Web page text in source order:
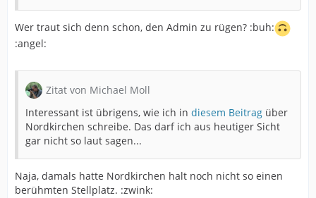
Wer traut sich denn schon, den Admin zu rügen? :buh:
:angel:
Zitat von Michael Moll
Interessant ist übrigens, wie ich in diesem Beitrag über
Nordkirchen schreibe. Das darf ich aus heutiger Sicht
gar nicht so laut sagen...
Naja, damals hatte Nordkirchen halt noch nicht so einen
berühmten Stellplatz. :zwink: